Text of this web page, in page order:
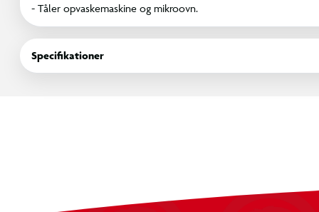
- Tåler opvaskemaskine og mikroovn.
Specifikationer